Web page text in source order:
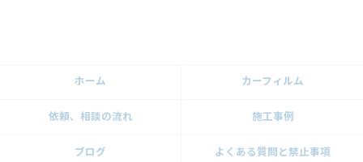
ホーム カーフィルム
依頼、相談の流れ 施工事例
ブログ よくある質問と禁止事項